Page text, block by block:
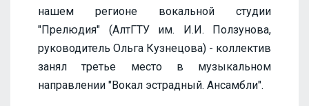
нашем регионе вокальной студии
"Прелюдия" (АлтГТУ им. И.И. Ползунова,
руководитель Ольга Кузнецова) - коллектив
занял третье место в музыкальном
направлении "Вокал эстрадный. Ансамбли".